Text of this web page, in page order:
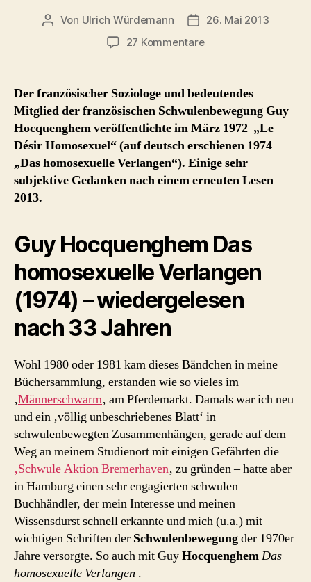
Beitragsautor
Von Ulrich Würdemann Beitragsdatum
26. Mai 2013
27 Kommentarezu
Das
Verlangen
(1974)
–
wiedergelesen
nach
Der französischer Soziologe und bedeutendes
Mitglied der französischen Schwulenbewegung Guy
Hocquenghem veröffentlichte im März 1972 „Le
Désir Homosexuel“ (auf deutsch erschienen 1974
„Das homosexuelle Verlangen“). Einige sehr
subjektive Gedanken nach einem erneuten Lesen
2013.
Guy Hocquenghem Das
homosexuelle Verlangen
(1974) – wiedergelesen
nach 33 Jahren
Wohl 1980 oder 1981 kam dieses Bändchen in meine
Büchersammlung, erstanden wie so vieles im
‚Männerschwarm‚ am Pferdemarkt. Damals war ich neu
und ein ‚völlig unbeschriebenes Blatt‘ in
schwulenbewegten Zusammenhängen, gerade auf dem
Weg an meinem Studienort mit einigen Gefährten die
‚Schwule Aktion Bremerhaven‚ zu gründen – hatte aber
in Hamburg einen sehr engagierten schwulen
Buchhändler, der mein Interesse und meinen
Wissensdurst schnell erkannte und mich (u.a.) mit
wichtigen Schriften der Schwulenbewegungder 1970er
Jahre versorgte. So auch mit GuyHocquenghemDas
homosexuelle Verlangen .